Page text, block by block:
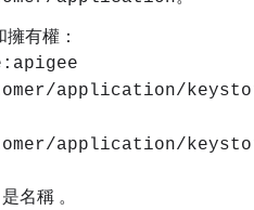
有權：
application/
application/
是名稱 。